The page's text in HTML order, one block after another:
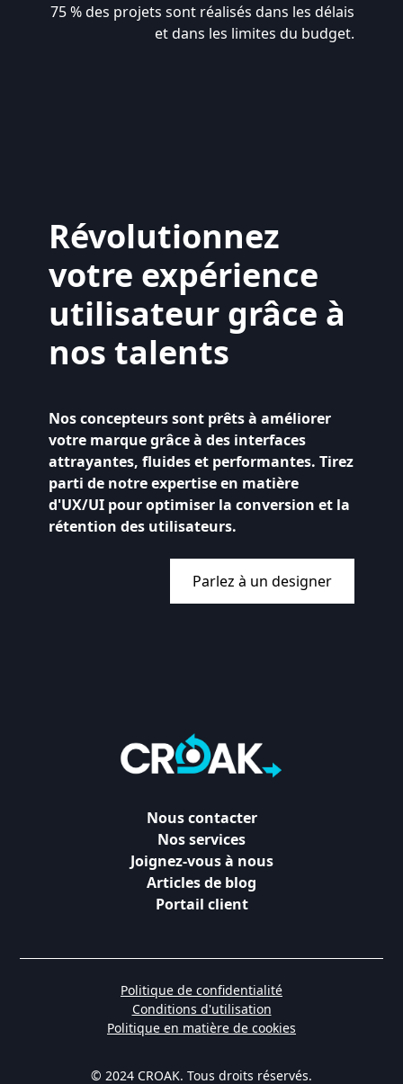
75 % des projets sont réalisés dans les délais
et dans les limites du budget.
Révolutionnez
votre expérience
utilisateur grâce à
nos talents
Nos concepteurs sont prêts à améliorer
votre marque grâce à des interfaces
attrayantes, fluides et performantes. Tirez
parti de notre expertise en matière
d'UX/UI pour optimiser la conversion et la
rétention des utilisateurs.
Parlez à un designer
Nous contacter
Nos services
Joignez-vous à nous
Articles de blog
Portail client
© 2024 CROAK. Tous droits réservés.
Politique de confidentialité
Conditions d'utilisation
Politique en matière de cookies